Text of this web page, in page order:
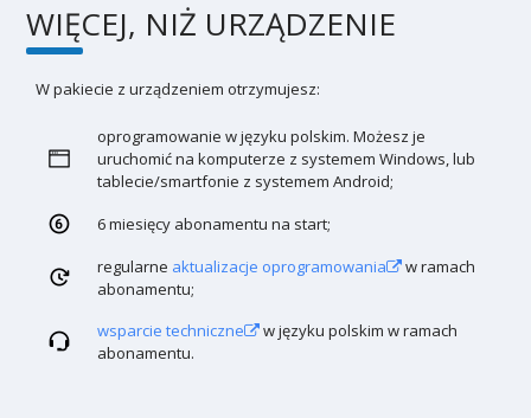
WIĘCEJ, NIŻ URZĄDZENIE
W pakiecie z urządzeniem otrzymujesz:
oprogramowanie w języku polskim. Możesz je
uruchomić na komputerze z systemem Windows, lub
tablecie/smartfonie z systemem Android;
6 miesięcy abonamentu na start;
regularne aktualizacje oprogramowania
w ramach
abonamentu;
wsparcie techniczne
w języku polskim w ramach
abonamentu.